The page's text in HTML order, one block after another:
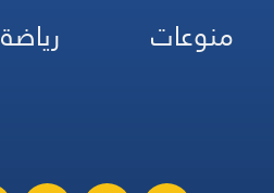
منوعات
رياضة